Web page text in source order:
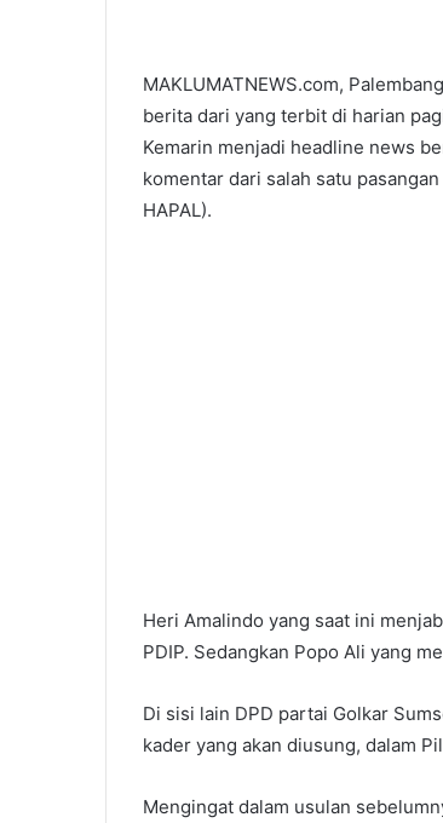
MAKLUMATNEWS.com,
berita dari yang terbit di harian
Kemarin menjadi headline news
komentar dari salah satu
HAPAL).
Heri Amalindo yang saat ini
PDIP. Sedangkan Popo Ali yang
Di sisi lain DPD partai Golkar
kader yang akan diusung, dalam
Mengingat dalam usulan
Tingkatkan
2026,
Kilang
Budaya
HSSE
Tanamkan Budaya
Safety Campaign